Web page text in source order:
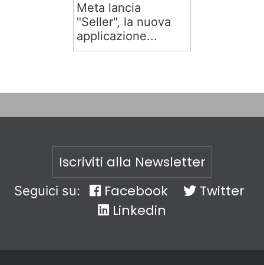
Meta lancia
"Seller", la nuova
applicazione...
Iscriviti alla Newsletter
Seguici su: Facebook
Twitter
Linkedin